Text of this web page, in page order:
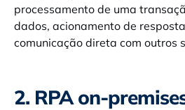
processamento de uma
dados, acionamento de
comunicação direta com outros
2. RPA on-